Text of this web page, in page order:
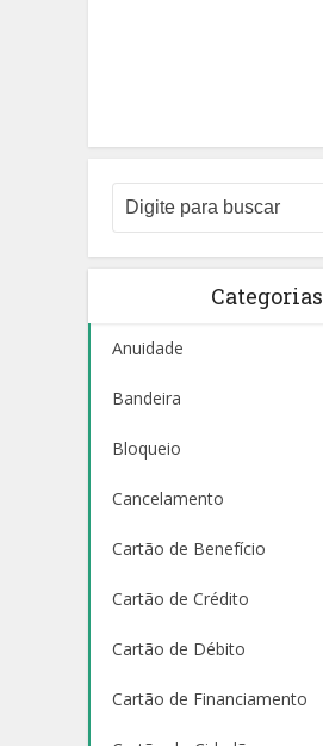
Categorias
Anuidade
Bandeira
Bloqueio
Cancelamento
Cartão de Benefício
Cartão de Crédito
Cartão de Débito
Cartão de Financiamento